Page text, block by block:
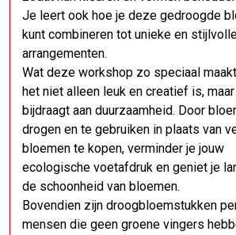
Je leert ook hoe je deze gedroogde
kunt combineren tot unieke en
arrangementen.
Wat deze workshop zo speciaal
het niet alleen leuk en creatief is,
bijdraagt aan duurzaamheid. Door
drogen en te gebruiken in plaats van
bloemen te kopen, verminder je jouw
ecologische voetafdruk en geniet je
de schoonheid van bloemen.
Bovendien zijn droogbloemstukken
mensen die geen groene vingers